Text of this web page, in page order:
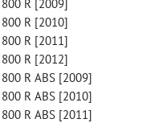
R [2009]
R [2010]
R [2011]
R [2012]
R ABS [2009]
R ABS [2010]
R ABS [2011]